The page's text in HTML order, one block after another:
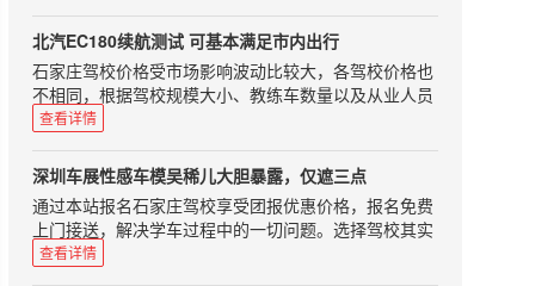
标准的车，那你的新车就不能上牌了。 那怎么样可以查
询自己买的车是不是国五车呢?当然最直接快捷的方法
就是问商家，不过你要是想自己查的那，那也可以拍下
汽车的铭牌，记录下"整车型号"和"发动机型号";然后上
国家环境保护部机动车环保网进行查询，就可以知道你
吗?在正常情况下，国四的二手车是能在本市进行过户
转让的，部分地区也能跨省或跨市转让。不过根据相关
规定，国四车不能买到大气污染防治重点的地区，比如
京津冀、长三角和珠三角等地区。那国五标准实施后，
国四车会降价吗?按理说商家们为了处理国四车的库
上，70周岁以下；2.申请低速载货汽车、三轮汽车、普
通三轮摩托车、普通二轮摩托车或者轮式自行机械车准
驾车型的，应当在18周岁以上，60周岁以下；3.申请城
市公交车、中型客车、大型货车、无轨电车或者有轨电
车准驾车型的，应当在21周岁以上，50周岁以下；4.申
请牵引车准驾车型的，应当在24周岁以上，50周岁以
下；5.申请大型客车准驾车型的，应当在26周岁以上，
50周岁以下。因此如果您年满60周岁，可以申请小型汽
车、小型自动挡汽车、轻便摩托车准驾，这样学完车之
后代步问题就可以很快得到解决，不过很多驾校目前对
于50周岁以上的学员有一定的制约，比如说加收学费，
松学车，享受快乐生活。我已经考了两次了，结果还没
过，真的很伤心，不过，我也从中悟出了一些道理。本
人情况本人身高只有一米六0，所以每次考试座椅都向
前移动很多，本人是近视眼400多度带上眼镜才能勉强
看到地线，所以后视镜要调的非常好才行。而我这两次
考试后视镜都调的不好，别的人给我调，对我来讲没
用，只有自己调好。座椅前移可能导致教练讲的看点不
同而造成入库失败，看点有可能要后移。高度近视使我
看地线吃力反映变慢，也会造成入库失败。平时练车轻
松所以基本上倒库成功，考试紧张而导致失败。没事，
加油，我相信自己可以，最后，相信自己一定行。凯达
北汽EC180续航测试 可基本满足市内出行
石家庄驾校价格受市场影响波动比较大，各驾校价格也
不相同，根据驾校规模大小、教练车数量以及从业人员
业务水平会有一定浮动，希望准备学车的朋友根据自身
恼。如果您选择驾校时不知从何处下手可以来电咨询我
们，咨询电话：0311-80801909、85100859，报名选
驾校免费咨询，学车考驾照全程指导！在昨天晚上我对
北汽EC180这款车型进行了续航里程的测试，我的出发
地点是十里河地铁站，目的地是房山区长阳镇首创奥特
查看详情
深圳车展性感车模吴稀儿大胆暴露，仅遮三点
通过本站报名石家庄驾校享受团报优惠价格，报名免费
上门接送，解决学车过程中的一切问题。选择驾校其实
很简单：不管您何种的要求，我们都能为您选择最合适
查看详情